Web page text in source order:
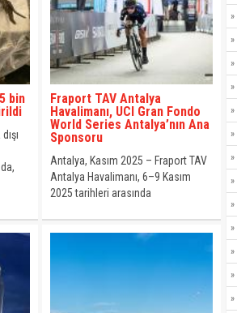
bin
Fraport TAV Antalya
Havalimanı, UCI Gran Fondo
World Series Antalya’nın Ana
Sponsoru
Antalya, Kasım 2025 – Fraport TAV
Antalya Havalimanı, 6–9 Kasım
2025 tarihleri arasında
Sponsoru olarak Antalya’da spora
»
»
»
»
»
»
»
»
»
»
»
»
»